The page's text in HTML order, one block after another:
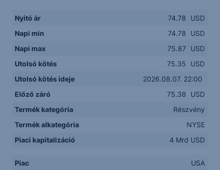
Nyitó ár 74.78
USD
Napi min
74.78
USD
Napi max
75.87
USD
Utolsó kötés
75.35
USD
Utolsó kötés ideje
2026.08.07. 22:00
Előző záró
75.38
USD
Termék kategória
Részvény
Termék alkategória
NYSE
Piaci kapitalizáció
4 Mrd USD
Piac
USA